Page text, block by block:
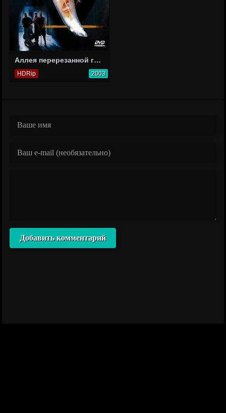
Аллея перерезанной глотки
HDRip 2003
Добавить комментарий